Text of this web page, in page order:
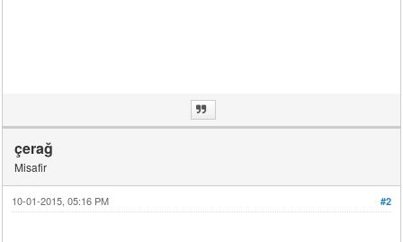
çerağ
Misafir
#2
10-01-2015, 05:16 PM